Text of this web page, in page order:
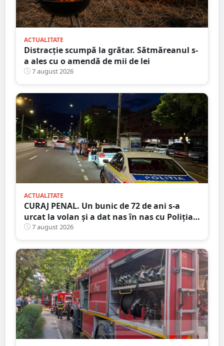
ACTUALITATE
Distracție scumpă la grătar. Sătmăreanul s-
a ales cu o amendă de mii de lei
7 august 2026
ACTUALITATE
CURAJ PENAL. Un bunic de 72 de ani s-a
urcat la volan și a dat nas în nas cu Poliția
Satu Mare
7 august 2026